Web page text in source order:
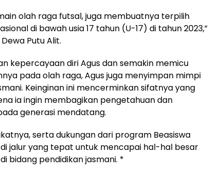
olah raga futsal, juga membuatnya terpilih
di bawah usia 17 tahun (U-17) di tahun 2023,”
Putu Alit.
kepercayaan diri Agus dan semakin memicu
pada olah raga, Agus juga menyimpan mimpi
Keinginan ini mencerminkan sifatnya yang
ia ingin membagikan pengetahuan dan
generasi mendatang.
serta dukungan dari program Beasiswa
jalur yang tepat untuk mencapai hal-hal besar
bidang pendidikan jasmani. *